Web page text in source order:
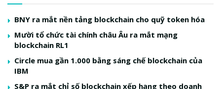
BNY ra mắt nền tảng blockchain cho quỹ token hóa
Mười tổ chức tài chính châu Âu ra mắt mạng
blockchain RL1
Circle mua gần 1.000 bằng sáng chế blockchain của
IBM
S&P ra mắt chỉ số blockchain xếp hạng theo doanh